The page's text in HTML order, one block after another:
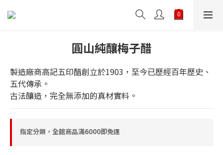
圓山純釀梅子醋
製造廠商高記五印醋創立於1903，至今已歷經百年歷史、
五代傳承。
古法釀造，完全無添加的真材實料。
指定分類，全館商品滿6000即免運